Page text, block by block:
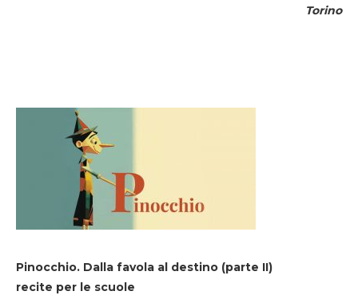
Torino
Pinocchio. Dalla favola al destino (parte II)
recite per le scuole